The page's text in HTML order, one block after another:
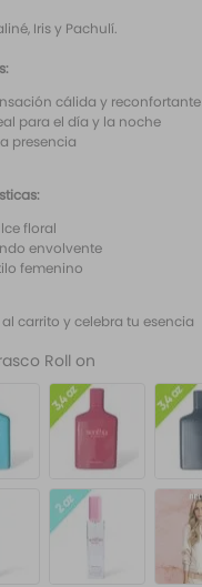
Iris y Pachulí.
cálida y reconfortante
para el día y la noche
presencia
floral
envolvente
femenino
carrito y celebra tu esencia
Roll on